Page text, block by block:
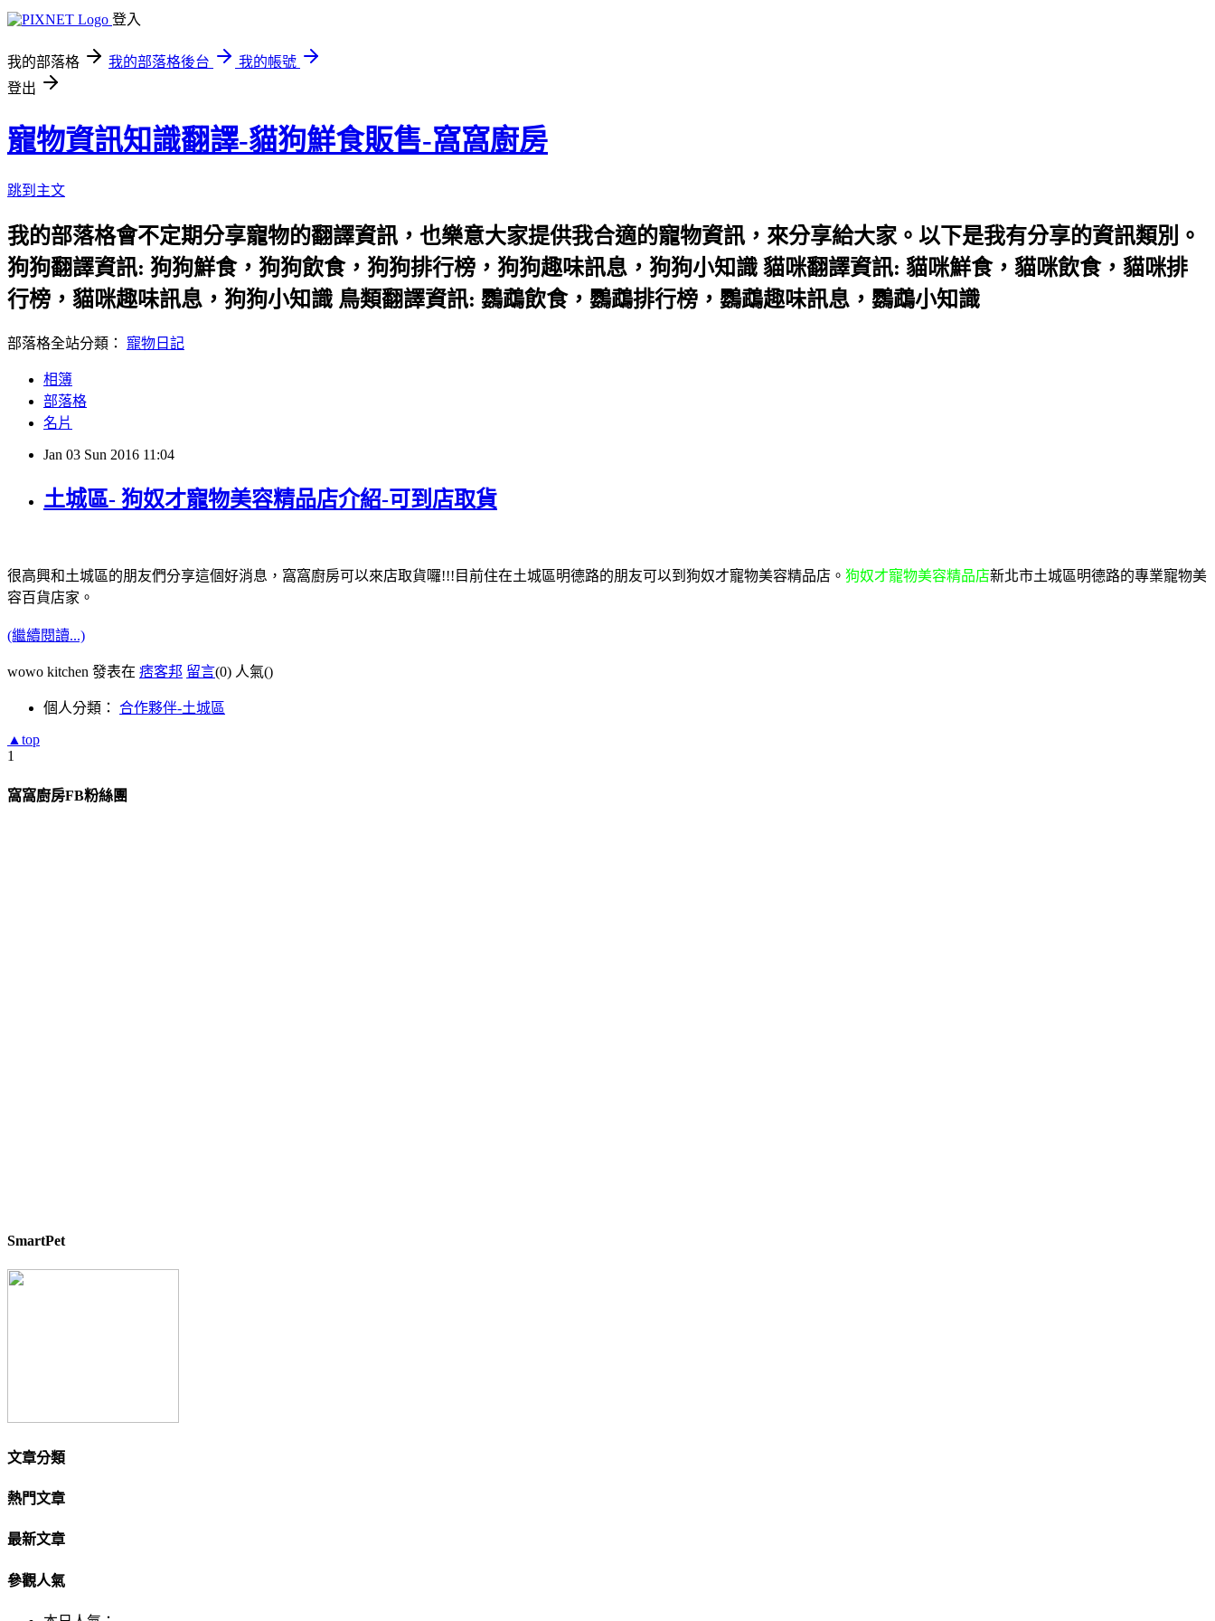
登入
我的部落格 我的部落格後台
我的帳號
登出
寵物資訊知識翻譯-貓狗鮮食販售-窩窩廚房
跳到主文
我的部落格會不定期分享寵物的翻譯資訊，也樂意大家提供我合適的寵物資訊，來分享給大家。以下是我有分享的資訊類別。
狗狗翻譯資訊: 狗狗鮮食，狗狗飲食，狗狗排行榜，狗狗趣味訊息，狗狗小知識 貓咪翻譯資訊: 貓咪鮮食，貓咪飲食，貓咪排
行榜，貓咪趣味訊息，狗狗小知識 鳥類翻譯資訊: 鸚鵡飲食，鸚鵡排行榜，鸚鵡趣味訊息，鸚鵡小知識
部落格全站分類： 寵物日記
相簿
部落格
名片
Jan 03 Sun 2016 11:04
土城區- 狗奴才寵物美容精品店介紹-可到店取貨
很高興和土城區的朋友們分享這個好消息，窩窩廚房可以來店取貨囉!!!目前住在土城區明德路的朋友可以到狗奴才寵物美容精品店。 狗奴才寵物美容精品店新北市土城區明德路的專業寵物美
容百貨店家。
(繼續閱讀...)
wowo kitchen 發表在 痞客邦 留言(0) 人氣()
個人分類： 合作夥伴-土城區
▲top
1
窩窩廚房FB粉絲團
SmartPet
文章分類
熱門文章
最新文章
參觀人氣